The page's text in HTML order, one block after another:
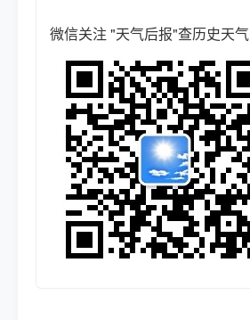
微信关注 "天气后报"查历史天气